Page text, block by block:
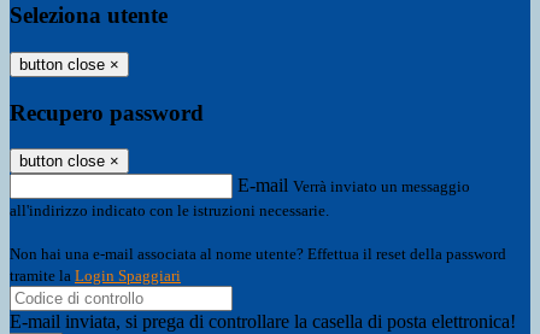
Seleziona utente
button close ×
Recupero password
button close ×
E-mail Verrà inviato un messaggio
all'indirizzo indicato con le istruzioni necessarie.
Non hai una e-mail associata al nome utente? Effettua il reset della password
tramite la Login Spaggiari
E-mail inviata, si prega di controllare la casella di posta elettronica!